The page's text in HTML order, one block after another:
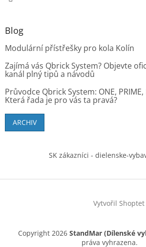
Blog
Modulární přístřešky pro kola Kolín
Zajímá vás Qbrick System? Objevte
kanál plný tipů a návodů
Průvodce Qbrick System: ONE, PRIME,
Která řada je pro vás ta pravá?
ARCHIV
SK zákazníci - dielenske-
Vytvořil Shoptet
Copyright 2026 StandMar (Dílenské
práva vyhrazena.